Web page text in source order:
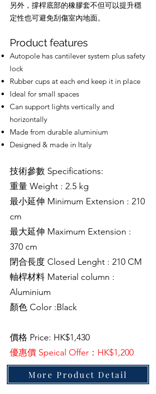
另外，撐桿底部的橡膠套不但可以提升穩
定性也可避免刮傷室內地面。
Product features
Autopole has cantilever system plus safety
lock
Rubber cups at each end keep it in place
Ideal for small spaces
Can support lights vertically and
horizontally
Made from durable aluminium
Designed & made in Italy
技術參數 Specifications:
重量 Weight : 2.5 kg
最小延伸 Minimum Extension : 210
cm
最大延伸 Maximum Extension :
370 cm
閉合長度 Closed Lenght : 210 CM
軸桿材料 Material column :
Aluminium
顏色 Color :Black
價格 Price: HK$1,430
優惠價 Speical Offer：HK$1,200
More Product Detail